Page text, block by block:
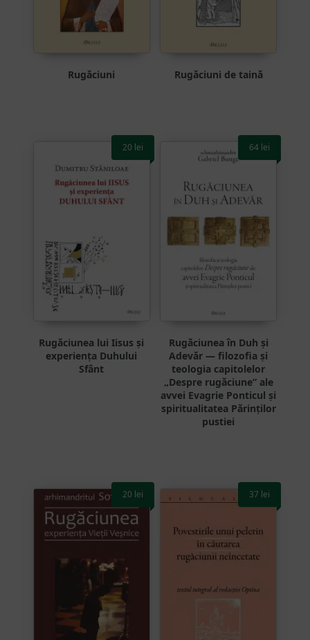
Rugăciuni Rugăciuni de taină
Rugăciunea lui Iisus și
experiența Duhului
Sfânt
20 lei
Rugăciunea în Duh și
Adevăr — filozofia și
teologia capitolelor
„Despre rugăciune” ale
avvei Evagrie Ponticul și
spiritualitatea Părinților
pustiei
64 lei
20 lei 37 lei